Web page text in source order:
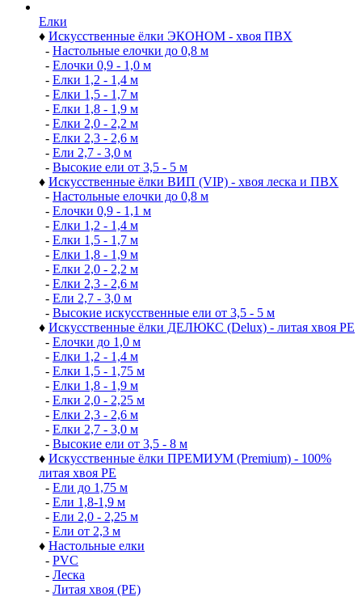
Елки
♦Искусственные ёлки ЭКОНОМ - хвоя ПВХ
- Настольные елочки до 0,8 м
- Елочки 0,9 - 1,0 м
- Елки 1,2 - 1,4 м
-Елки 1,5 - 1,7 м
- Елки 1,8 - 1,9 м
- Елки 2,0 - 2,2 м
- Елки 2,3 - 2,6 м
- Ели 2,7 - 3,0 м
- Высокие ели от 3,5 - 5 м
♦Искусственные ёлки ВИП (VIP) - хвоя леска и ПВХ
- Настольные елочки до 0,8 м
- Елочки 0,9 - 1,1 м
- Елки 1,2 - 1,4 м
-Елки 1,5 - 1,7 м
- Елки 1,8 - 1,9 м
- Елки 2,0 - 2,2 м
- Елки 2,3 - 2,6 м
- Ели 2,7 - 3,0 м
- Высокие искусственные ели от 3,5 - 5 м
♦Искусственные ёлки ДЕЛЮКС (Delux) - литая хвоя РЕ
- Елочки до 1,0 м
- Елки 1,2 - 1,4 м
-Елки 1,5 - 1,75 м
-Елки 1,8 - 1,9 м
- Елки 2,0 - 2,25 м
- Елки 2,3 - 2,6 м
- Елки 2,7 - 3,0 м
- Высокие ели от 3,5 - 8 м
♦ Искусственные ёлки ПРЕМИУМ (Premium) - 100%
литая хвоя РЕ
- Ели до 1,75 м
- Ели 1,8-1,9 м